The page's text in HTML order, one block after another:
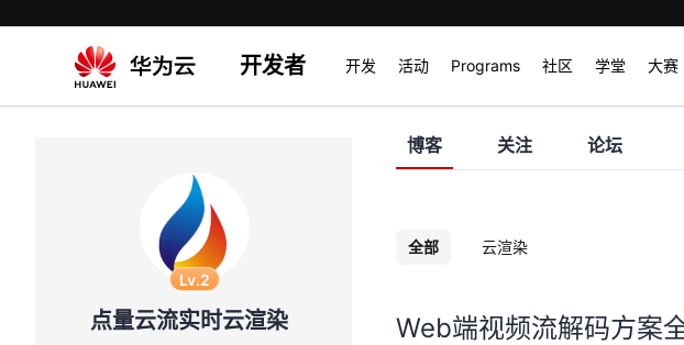
开发者 开发 活动 Programs 社区 学堂 大赛
Lv.2
点量云流实时云渲染
博客 关注 论坛
全部 云渲染
Web端视频流解码方案